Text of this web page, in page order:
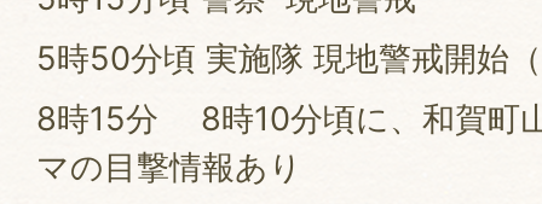
5時50分頃 実施隊 現地警戒開始
8時15分 8時10分頃に、和賀町
マの目撃情報あり